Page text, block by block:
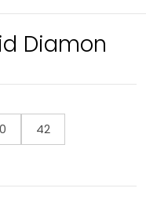
Diamon
42